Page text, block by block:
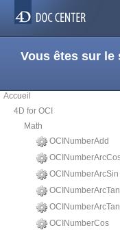
Vous êtes sur
Accueil
4D for OCI
Math
OCINumberAdd
OCINumberArcSin
OCINumberArcTan
OCINumberCos